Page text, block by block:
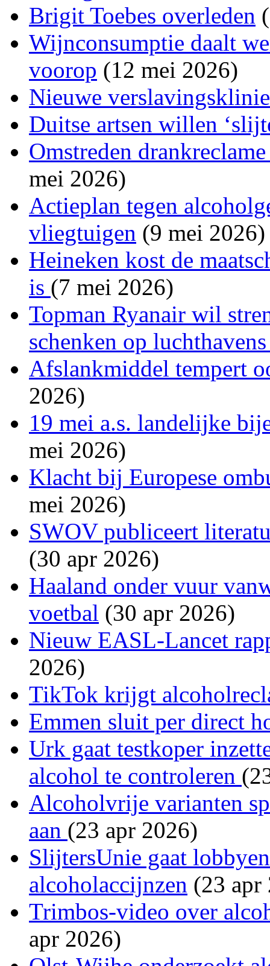
Brigit Toebes overleden
Wijnconsumptie daalt
voorop (12 mei 2026)
Nieuwe
Duitse artsen willen
Omstreden
mei 2026)
Actieplan tegen
vliegtuigen (9 mei 2026)
Heineken kost de
is (7 mei 2026)
Topman Ryanair wil
schenken op
Afslankmiddel tempert
2026)
19 mei a.s. landelijke
mei 2026)
Klacht bij Europese
mei 2026)
SWOV publiceert
(30 apr 2026)
Haaland onder vuur
voetbal (30 apr 2026)
Nieuw EASL-Lancet
2026)
TikTok krijgt
Emmen sluit per direct
Urk gaat testkoper
alcohol te controleren
Alcoholvrije varianten
aan (23 apr 2026)
SlijtersUnie gaat
alcoholaccijnzen (23 apr
Trimbos-video over
apr 2026)